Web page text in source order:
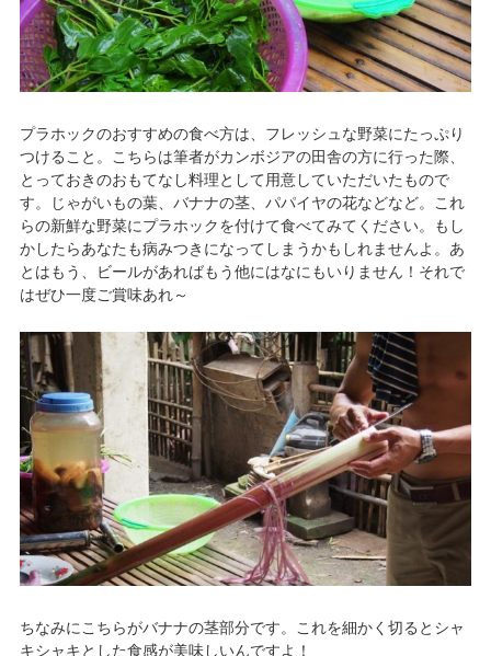
プラホックのおすすめの食べ方は、フレッシュな野菜にたっぷり
つけること。こちらは筆者がカンボジアの田舎の方に行った際、
とっておきのおもてなし料理として用意していただいたもので
す。じゃがいもの葉、バナナの茎、パパイヤの花などなど。これ
らの新鮮な野菜にプラホックを付けて食べてみてください。もし
かしたらあなたも病みつきになってしまうかもしれませんよ。あ
とはもう、ビールがあればもう他にはなにもいりません！それで
はぜひ一度ご賞味あれ～
ちなみにこちらがバナナの茎部分です。これを細かく切るとシャ
キシャキとした食感が美味しいんですよ！